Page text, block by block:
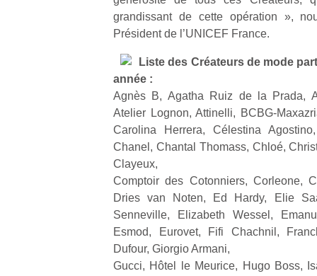
grandissant de cette opération »,
Président de l’UNICEF France.
Liste des Créateurs de mode
année :
Agnès B, Agatha Ruiz de la Prada,
Atelier Lognon, Attinelli, BCBG-
Carolina Herrera, Célestina
Chanel, Chantal Thomass, Chloé,
Clayeux,
Comptoir des Cotonniers, Corleone,
Dries van Noten, Ed Hardy, Elie
Senneville, Elizabeth Wessel,
Esmod, Eurovet, Fifi Chachnil,
Dufour, Giorgio Armani,
Gucci, Hôtel le Meurice, Hugo Boss,